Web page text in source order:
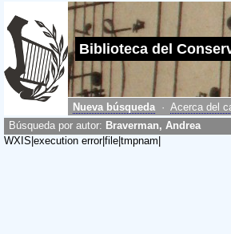
Biblioteca del
Nueva búsqueda ·Acerca del
Búsqueda por autor: Braverman, Andrea
WXIS|execution error|file|tmpnam|